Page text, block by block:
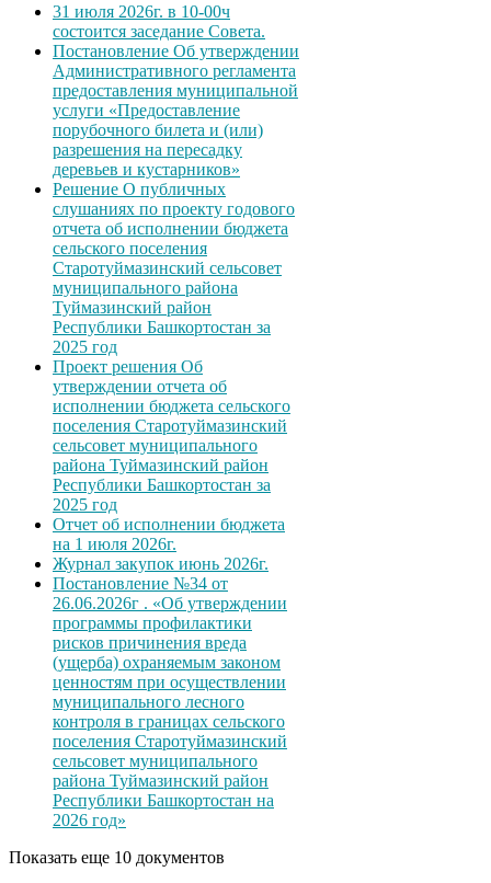
31 июля 2026г. в 10-00ч
состоится заседание Совета.
Постановление Об утверждении
Административного регламента
предоставления муниципальной
услуги «Предоставление
порубочного билета и (или)
разрешения на пересадку
деревьев и кустарников»
Решение О публичных
слушаниях по проекту годового
отчета об исполнении бюджета
сельского поселения
Старотуймазинский сельсовет
муниципального района
Туймазинский район
Республики Башкортостан за
2025 год
Проект решения Об
утверждении отчета об
исполнении бюджета сельского
поселения Старотуймазинский
сельсовет муниципального
района Туймазинский район
Республики Башкортостан за
2025 год
Отчет об исполнении бюджета
на 1 июля 2026г.
Журнал закупок июнь 2026г.
Постановление №34 от
26.06.2026г . «Об утверждении
программы профилактики
рисков причинения вреда
(ущерба) охраняемым законом
ценностям при осуществлении
муниципального лесного
контроля в границах сельского
поселения Старотуймазинский
сельсовет муниципального
района Туймазинский район
Республики Башкортостан на
2026 год»
Показать еще 10 документов